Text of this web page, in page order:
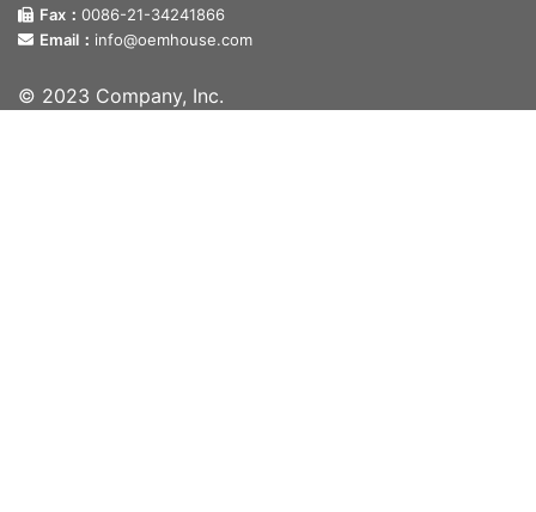
Fax： 0086-21-34241866
Email： info@oemhouse.com
© 2023 Company, Inc.